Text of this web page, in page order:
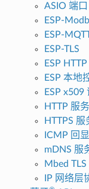
ASIO 端口
ESP-
ESP-
ESP-TLS
ESP
ESP 本地
ESP x509
HTTP 服
HTTPS 服
ICMP 回显
mDNS 服
Mbed TLS
IP 网络层